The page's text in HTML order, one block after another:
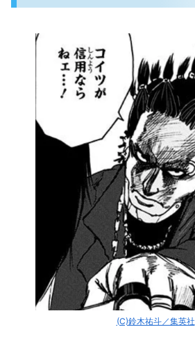
(C)鈴木祐斗／集英社